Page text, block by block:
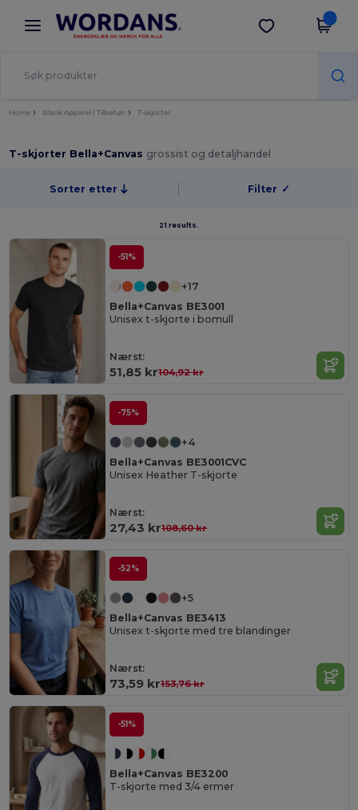
× Wordans-app
Bedre priser i appen!
Last ned app
Home Blank Apparel | Tilbehør T-skjorter
T-skjorter Bella+Canvas grossist og detaljhandel
Sorter etter Filter ✓
21 results.
-51%
+17
Bella+Canvas BE3001
Unisex t-skjorte i bomull
Nærst:
51,85 kr104,92 kr
-75%
+4
Bella+Canvas BE3001CVC
Unisex Heather T-skjorte
Nærst:
27,43 kr108,60 kr
-52%
+5
Bella+Canvas BE3413
Unisex t-skjorte med tre blandinger
Nærst:
73,59 kr153,76 kr
-51%
Bella+Canvas BE3200
T-skjorte med 3/4 ermer